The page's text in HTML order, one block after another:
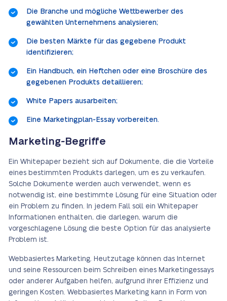
Die Branche und mögliche Wettbewerber des
gewählten Unternehmens analysieren;
Die besten Märkte für das gegebene Produkt
identifizieren;
Ein Handbuch, ein Heftchen oder eine Broschüre des
gegebenen Produkts detaillieren;
White Papers ausarbeiten;
Eine Marketingplan-Essay vorbereiten.
Marketing-Begriffe
Ein Whitepaper bezieht sich auf Dokumente, die die Vorteile
eines bestimmten Produkts darlegen, um es zu verkaufen.
Solche Dokumente werden auch verwendet, wenn es
notwendig ist, eine bestimmte Lösung für eine Situation oder
ein Problem zu finden. In jedem Fall soll ein Whitepaper
Informationen enthalten, die darlegen, warum die
vorgeschlagene Lösung die beste Option für das analysierte
Problem ist.
Webbasiertes Marketing. Heutzutage können das Internet
und seine Ressourcen beim Schreiben eines Marketingessays
oder anderer Aufgaben helfen, aufgrund ihrer Effizienz und
geringen Kosten. Webbasiertes Marketing kann in Form von